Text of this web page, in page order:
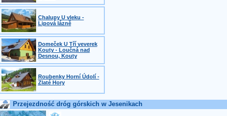
Chalupy U vleku -
Lipová lázně
Domeček U Tří veverek
Kouty - Loučná nad
Desnou, Kouty
Roubenky Horní Údolí -
Zlaté Hory
Przejezdność dróg górskich w Jesenikach